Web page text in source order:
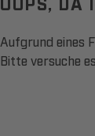
Aufgrund eines
Bitte versuche